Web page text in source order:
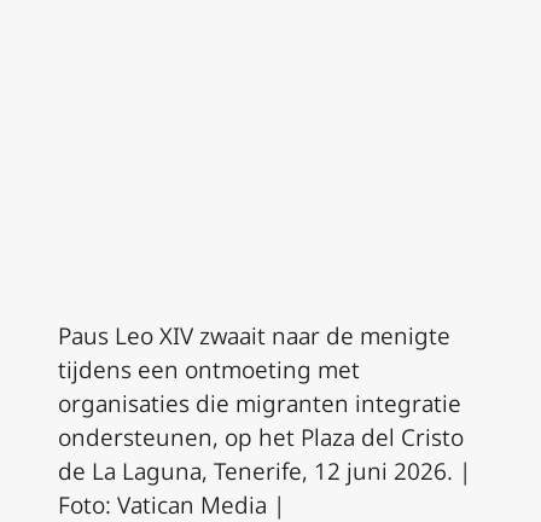
Paus Leo XIV zwaait naar de menigte
tijdens een ontmoeting met
organisaties die migranten integratie
ondersteunen, op het Plaza del Cristo
de La Laguna, Tenerife, 12 juni 2026. |
Foto: Vatican Media |